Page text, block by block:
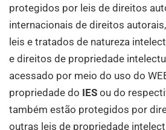
protegidos por leis de direitos
internacionais de direitos
leis e tratados de natureza
e direitos de propriedade
acessado por meio do uso do
propriedade do IES ou do
também estão protegidos por
outras leis de propriedade